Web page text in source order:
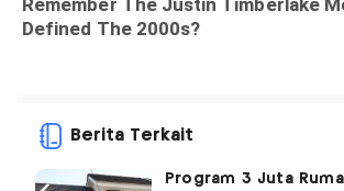
Berita Terkait
Program 3 Juta